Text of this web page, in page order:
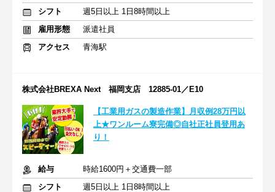
シフト
週5日以上 1日8時間以上
雇用形態
派遣社員
アクセス
青海駅
株式会社BREXA Next 福岡支店 12885-01／E10
【工業用ガスの製造作業】月収例28万円以
上★ワンルーム寮完備◎自社正社員登用あ
り！
給与
時給1600円＋交通費一部
シフト
週5日以上 1日8時間以上